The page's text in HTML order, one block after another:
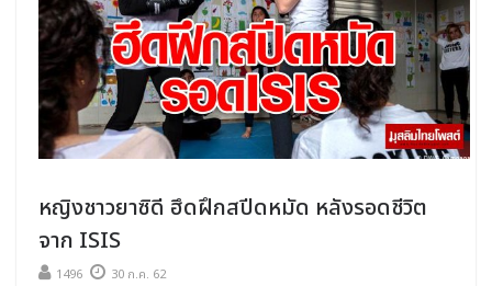
หญิงชาวยาซิดี ฮึดฝึกสปีดหมัด หลังรอดชีวิต
จาก ISIS
1496 30 ก.ค. 62